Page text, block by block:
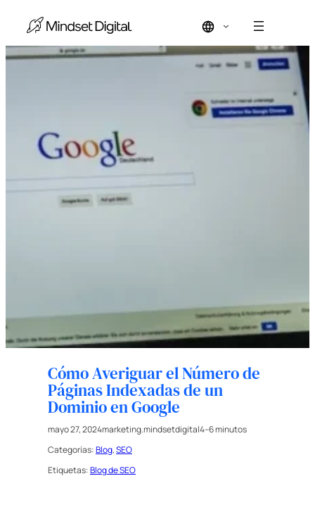
Cómo Averiguar el Número de
Páginas Indexadas de un
Dominio en Google
mayo 27, 2024marketing.mindsetdigital4–6 minutos
Categorías:Blog, SEO
Etiquetas:Blog de SEO